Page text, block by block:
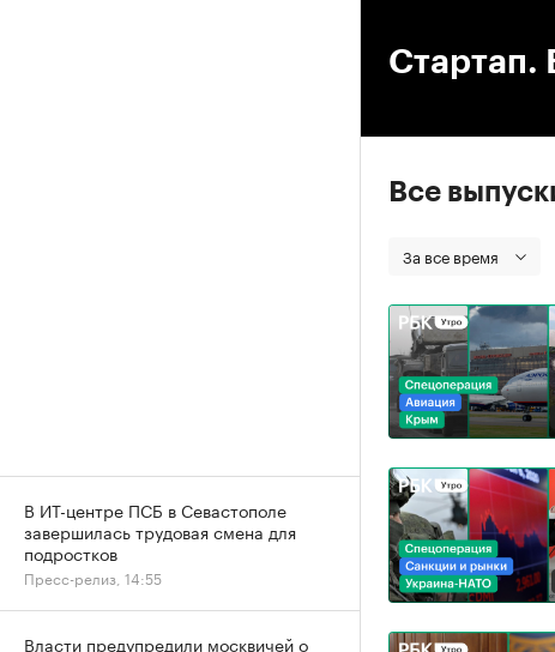
Стартап.
Все
За все время
В ИТ-центре ПСБ в Севастополе
завершилась трудовая смена для
подростков
Пресс-релиз, 14:55
Власти предупредили москвичей о